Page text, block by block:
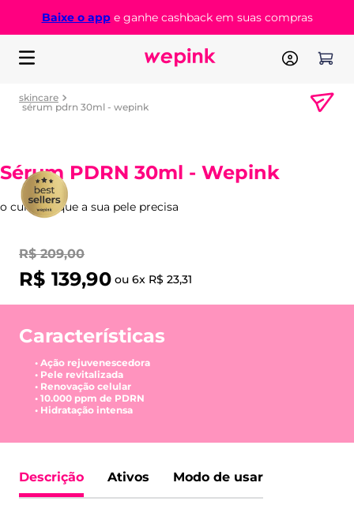
Baixe o appe ganhe cashback em suas compras
skincare
sérum pdrn 30ml - wepink
Sérum PDRN 30ml - Wepink
o cuidado que a sua pele precisa
R$ 209,00
R$ 139,90 ou 6x R$ 23,31
Características
• Ação rejuvenescedora
• Pele revitalizada
• Renovação celular
• 10.000 ppm de PDRN
• Hidratação intensa
Descrição Ativos Modo de usar